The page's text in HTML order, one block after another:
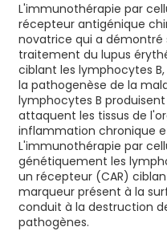
L'immunothérapie par
récepteur antigénique
novatrice qui a démontré
traitement du lupus
ciblant les lymphocytes
la pathogenèse de la
lymphocytes B
attaquent les tissus de
inflammation chronique
L'immunothérapie par
génétiquement les
un récepteur (CAR)
marqueur présent à la
conduit à la destruction
pathogènes.